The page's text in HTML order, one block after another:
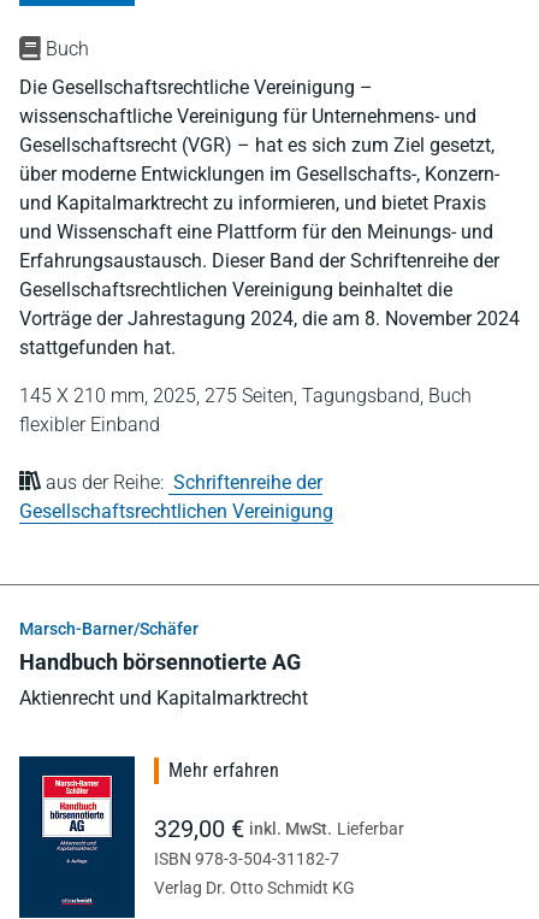
Buch
Die Gesellschaftsrechtliche Vereinigung –
wissenschaftliche Vereinigung für Unternehmens- und
Gesellschaftsrecht (VGR) – hat es sich zum Ziel gesetzt,
über moderne Entwicklungen im Gesellschafts-, Konzern-
und Kapitalmarktrecht zu informieren, und bietet Praxis
und Wissenschaft eine Plattform für den Meinungs- und
Erfahrungsaustausch. Dieser Band der Schriftenreihe der
Gesellschaftsrechtlichen Vereinigung beinhaltet die
Vorträge der Jahrestagung 2024, die am 8. November 2024
stattgefunden hat.
145 X 210 mm, 2025, 275 Seiten, Tagungsband, Buch
flexibler Einband
aus der Reihe: Schriftenreihe der
Gesellschaftsrechtlichen Vereinigung
Marsch-Barner/Schäfer
Handbuch börsennotierte AG
Aktienrecht und Kapitalmarktrecht
Mehr erfahren
329,00 € inkl. MwSt. Lieferbar
ISBN 978-3-504-31182-7
Verlag Dr. Otto Schmidt KG